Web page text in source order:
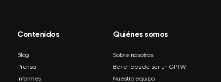
Contenidos
Blog
Prensa
Informes
Quiénes somos
Sobre nosotros
Beneficios de ser un GPTW
Nuestro equipo